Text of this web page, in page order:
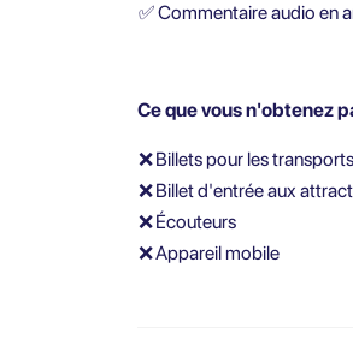
✅Commentaire audio en
Ce que vous n'obtenez
❌Billets pour les
❌Billet d'entrée aux
❌Écouteurs
❌Appareil mobile